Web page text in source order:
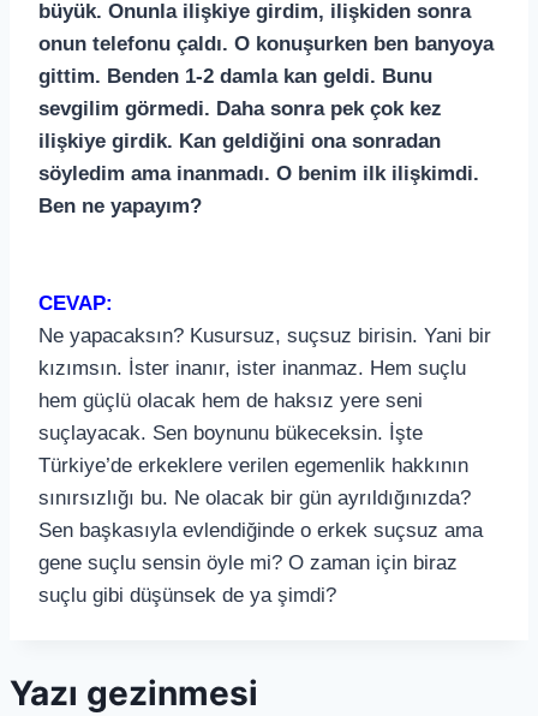
büyük. Onunla ilişkiye girdim, ilişkiden sonra
onun telefonu çaldı. O konuşurken ben banyoya
gittim. Benden 1-2 damla kan geldi. Bunu
sevgilim görmedi. Daha sonra pek çok kez
ilişkiye girdik. Kan geldiğini ona sonradan
söyledim ama inanmadı. O benim ilk ilişkimdi.
Ben ne yapayım?
CEVAP:
Ne yapacaksın? Kusursuz, suçsuz birisin. Yani bir
kızımsın. İster inanır, ister inanmaz. Hem suçlu
hem güçlü olacak hem de haksız yere seni
suçlayacak. Sen boynunu bükeceksin. İşte
Türkiye’de erkeklere verilen egemenlik hakkının
sınırsızlığı bu. Ne olacak bir gün ayrıldığınızda?
Sen başkasıyla evlendiğinde o erkek suçsuz ama
gene suçlu sensin öyle mi? O zaman için biraz
suçlu gibi düşünsek de ya şimdi?
Yazı gezinmesi